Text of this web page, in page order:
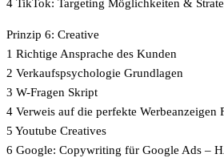
4 TikTok: Targeting Möglichkeiten &
Prinzip 6: Creative
1 Richtige Ansprache des Kunden
2 Verkaufspsychologie Grundlagen
3 W-Fragen Skript
4 Verweis auf die perfekte Werbeanzeigen
5 Youtube Creatives
6 Google: Copywriting für Google Ads –